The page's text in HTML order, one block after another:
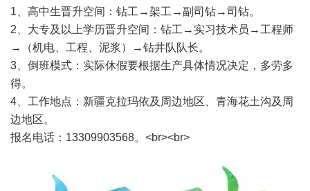
1、高中生晋升空间：钻工→架工→副司钻→司钻。
2、大专及以上学历晋升空间：钻工→实习技术员→工程师
→（机电、工程、泥浆）→钻井队队长。
3、倒班模式：实际休假要根据生产具体情况决定，多劳多
得。
4、工作地点：新疆克拉玛依及周边地区、青海花土沟及周
边地区。
报名电话：13309903568。<br><br>